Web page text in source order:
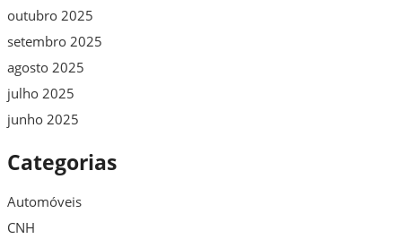
outubro 2025
setembro 2025
agosto 2025
julho 2025
junho 2025
Categorias
Automóveis
CNH